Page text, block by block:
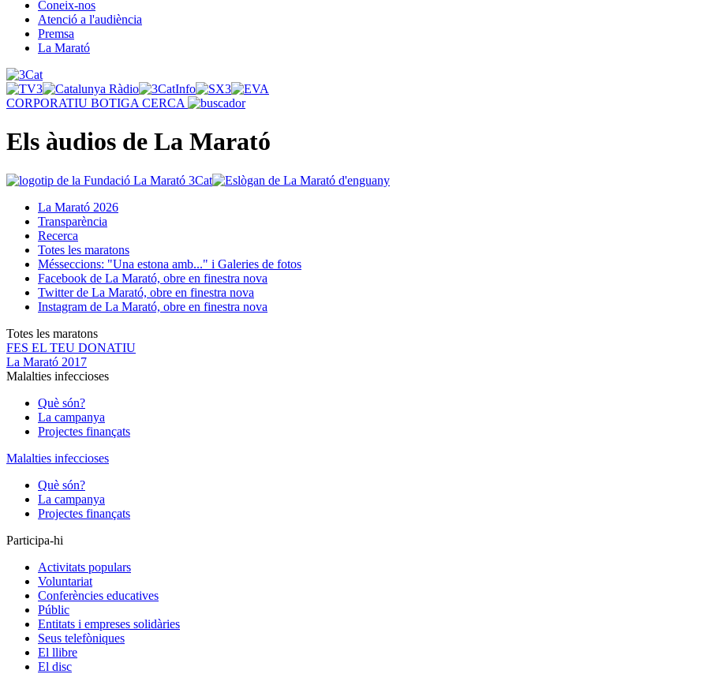
Coneix-nos
Atenció a l'audiència
Premsa
La Marató
CORPORATIU BOTIGA CERCA
Els àudios de La Marató
La Marató 2026
Transparència
Recerca
Totes les maratons
Mésseccions: "Una estona amb..." i Galeries de fotos
Facebook de La Marató, obre en finestra nova
Twitter de La Marató, obre en finestra nova
Instagram de La Marató, obre en finestra nova
Totes les maratons
FES EL TEU DONATIU
La Marató 2017
Malalties infeccioses
Què són?
La campanya
Projectes finançats
Malalties infeccioses
Què són?
La campanya
Projectes finançats
Participa-hi
Activitats populars
Voluntariat
Conferències educatives
Públic
Entitats i empreses solidàries
Seus telefòniques
El llibre
El disc